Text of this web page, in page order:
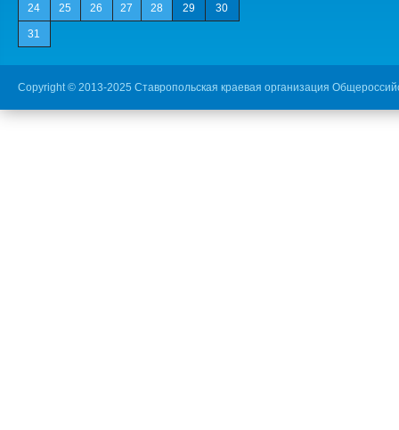
24 25 26 27 28 29 30
31
Copyright © 2013-2025 Ставропольская краевая организация